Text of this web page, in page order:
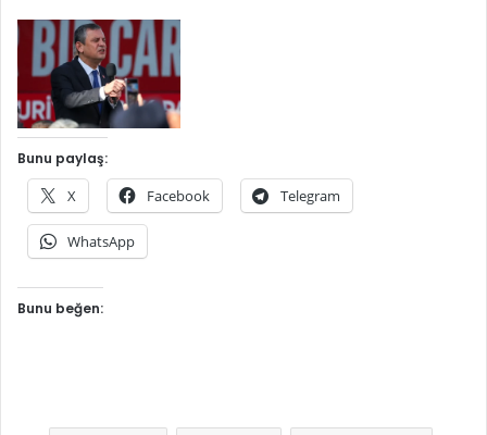
Bunu paylaş:
X Facebook Telegram
WhatsApp
Bunu beğen: